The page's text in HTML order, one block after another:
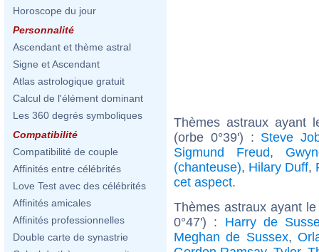
Horoscope du jour
Personnalité
Ascendant et thème astral
Signe et Ascendant
Atlas astrologique gratuit
Calcul de l'élément dominant
Les 360 degrés symboliques
Compatibilité
Compatibilité de couple
Affinités entre célébrités
Love Test avec des célébrités
Affinités amicales
Affinités professionnelles
Double carte de synastrie
Thèmes astraux ayant
(orbe 0°39') : Steve
Sigmund Freud,
(chanteuse), Hilary Duff,
cet aspect.
Thèmes astraux ayant
0°47') : Harry de
Meghan de Sussex,